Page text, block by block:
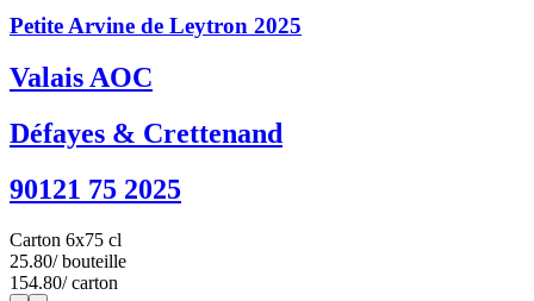
Petite Arvine de Leytron 2025
Valais AOC
Défayes & Crettenand
90121 75 2025
Carton 6x75 cl
25.80/ bouteille
154.80/ carton